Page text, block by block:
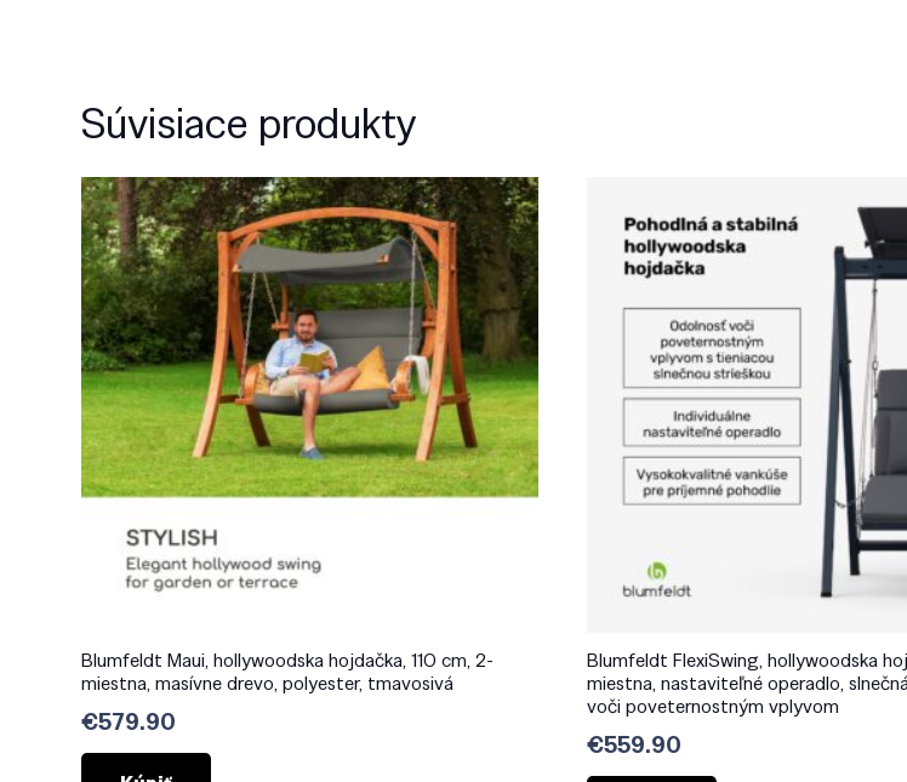
Súvisiace produkty
Blumfeldt Maui, hollywoodska hojdačka, 110 cm, 2-
miestna, masívne drevo, polyester, tmavosivá
€579.90
Blumfeldt FlexiSwing, hollywoodska
miestna, nastaviteľné operadlo,
voči poveternostným vplyvom
€559.90